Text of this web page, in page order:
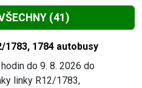
(41)
1783, 1784 autobusy
do 9. 8. 2026 do
linky R12/1783,